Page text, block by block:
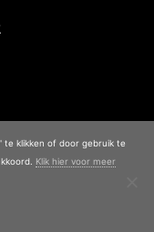
te klikken of door gebruik te
Klik hier voor meer